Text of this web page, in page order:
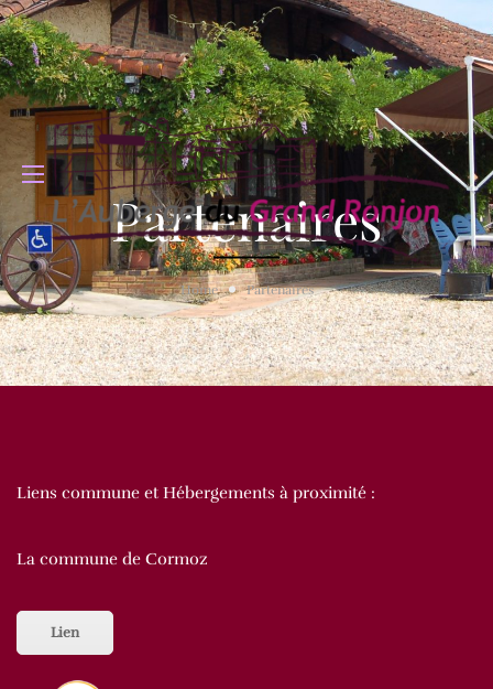
Partenaires
Home Partenaires
Liens commune et Hébergements à proximité :
La commune de Cormoz
Lien